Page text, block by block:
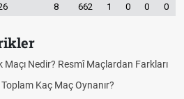
8 662 1 0 0 0
Maçı Nedir? Resmî Maçlardan Farkları
Kaç Maç Oynanır?